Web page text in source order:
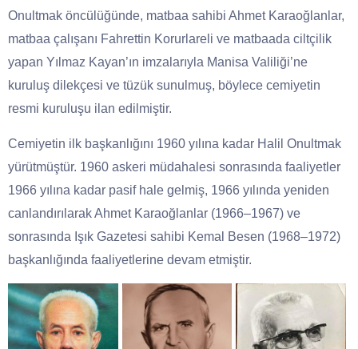
Onultmak öncülüğünde, matbaa sahibi Ahmet Karaoğlanlar,
matbaa çalışanı Fahrettin Korurlareli ve matbaada ciltçilik
yapan Yılmaz Kayan’ın imzalarıyla Manisa Valiliği’ne
kuruluş dilekçesi ve tüzük sunulmuş, böylece cemiyetin
resmi kuruluşu ilan edilmiştir.
Cemiyetin ilk başkanlığını 1960 yılına kadar Halil Onultmak
yürütmüştür. 1960 askeri müdahalesi sonrasında faaliyetler
1966 yılına kadar pasif hale gelmiş, 1966 yılında yeniden
canlandırılarak Ahmet Karaoğlanlar (1966–1967) ve
sonrasında Işık Gazetesi sahibi Kemal Besen (1968–1972)
başkanlığında faaliyetlerine devam etmiştir.